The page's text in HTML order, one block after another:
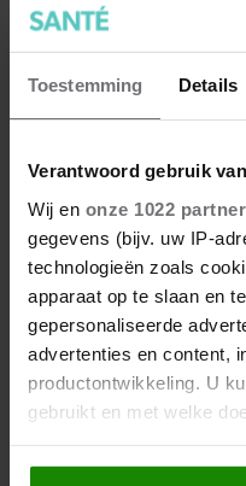
Toestemming Details
Verantwoord gebruik
Wij en onze 1022
gegevens (bijv. uw IP-
technologieën zoals
apparaat op te slaan en
gepersonaliseerde
advertenties en content,
productontwikkeling. U
gebruikt en met welke
Als u het toestaat, willen